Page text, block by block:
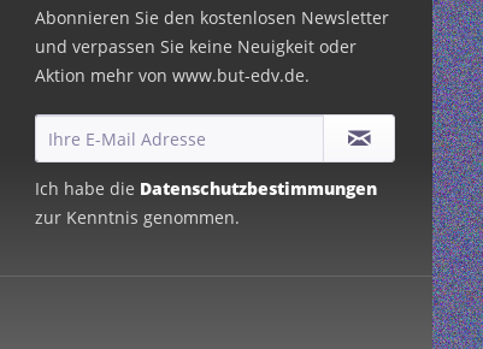
Abonnieren Sie den kostenlosen Newsletter
und verpassen Sie keine Neuigkeit oder
Aktion mehr von www.but-edv.de.
Ich habe die Datenschutzbestimmungen
zur Kenntnis genommen.